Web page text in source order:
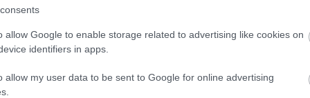
allow Google to enable storage related to advertising like cookies on
identifiers in apps.
allow my user data to be sent to Google for online advertising